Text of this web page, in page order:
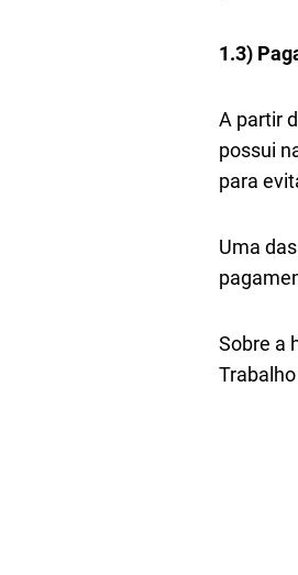
1.3)
A partir
possui
para
Uma
Sobre a